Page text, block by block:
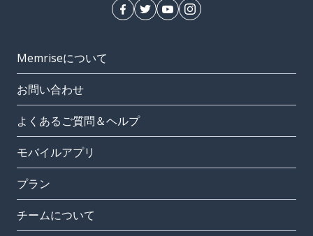
Memriseについて
お問い合わせ
よくあるご質問＆ヘルプ
モバイルアプリ
プラン
チームについて